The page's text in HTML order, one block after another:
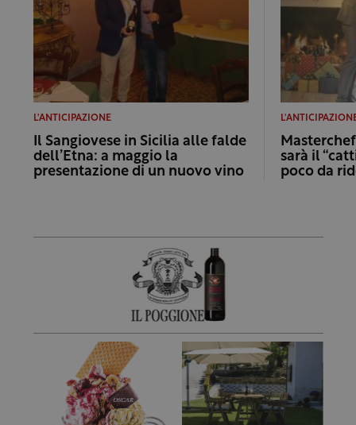
L'ANTICIPAZIONE
Il Sangiovese in Sicilia alle falde
dell’Etna: a maggio la
presentazione di un nuovo vino
sarà il
poco da